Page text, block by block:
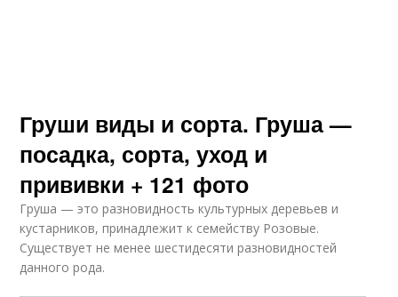
Груши виды и сорта. Груша —
посадка, сорта, уход и
прививки + 121 фото
Груша — это разновидность культурных деревьев и
кустарников, принадлежит к семейству Розовые.
Существует не менее шестидесяти разновидностей
данного рода.